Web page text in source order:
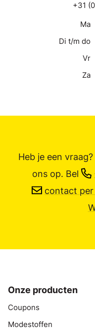
+31
Ma
Di t/m do
Vr
Za
Heb je een
ons op. Bel
contact per
Onze producten
Coupons
Modestoffen